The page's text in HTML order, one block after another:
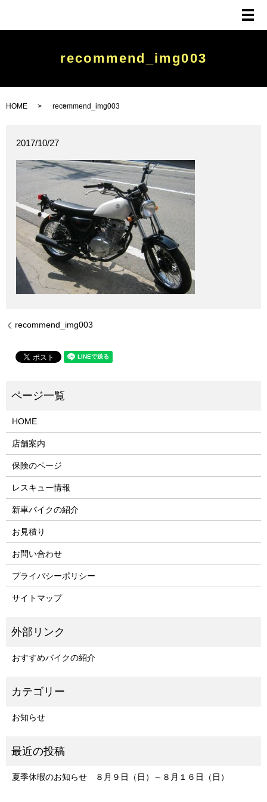
メ
recommend_img003
HOME recommend_img003
2017/10/27
recommend_img003
HOME
店舗案内
保険のページ
レスキュー情報
新車バイクの紹介
お見積り
お問い合わせ
プライバシーポリシー
サイトマップ
おすすめバイクの紹介
お知らせ
夏季休暇のお知らせ ８月９日（日）～８月１６日（日）